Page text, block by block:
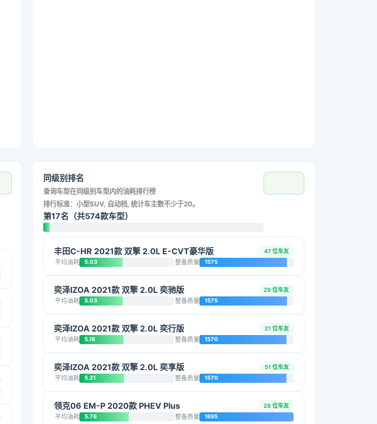
同级别排名
查询车型在同级别车型内的油耗排行榜
排行标准：小型SUV, 自动档, 统计车主数不少于20。
第17名（共574款车型）
丰田C-HR 2021款 双擎 2.0L E-CVT豪华版 47 位车友
平均油耗 5.03 整备质量 1575
奕泽IZOA 2021款 双擎 2.0L 奕驰版 29 位车友
平均油耗 5.03 整备质量 1575
奕泽IZOA 2021款 双擎 2.0L 奕行版 21 位车友
平均油耗 5.18 整备质量 1570
奕泽IZOA 2021款 双擎 2.0L 奕享版 51 位车友
平均油耗 5.21 整备质量 1570
领克06 EM-P 2020款 PHEV Plus 28 位车友
平均油耗 5.76 整备质量 1695